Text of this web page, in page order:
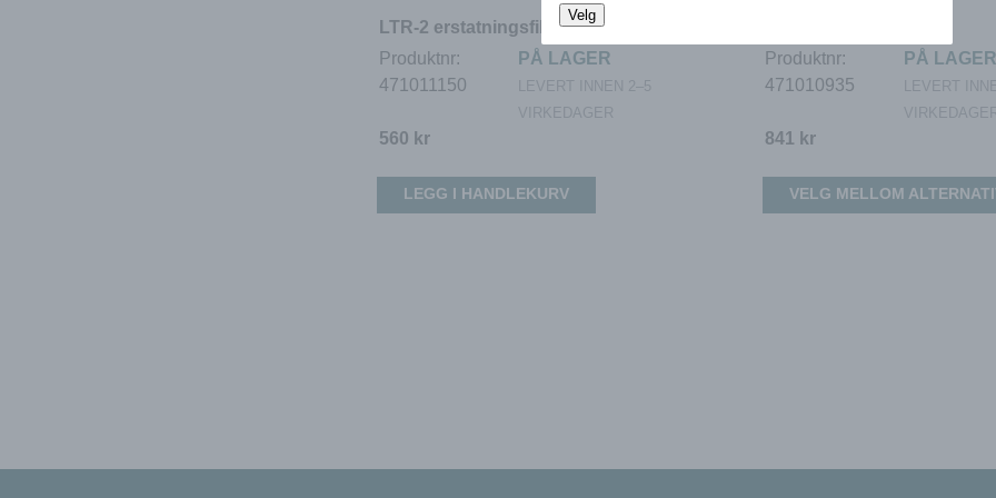
Velg
LTR-2 erstatningsfilter
Produktnr:
471011150
PÅ LAGER
LEVERT INNEN 2–5
VIRKEDAGER
560 kr
LEGG I HANDLEKURV
Produktnr:
471010935
PÅ LAGER
LEVERT
VIRKEDAGER
841 kr
VELG MELLOM